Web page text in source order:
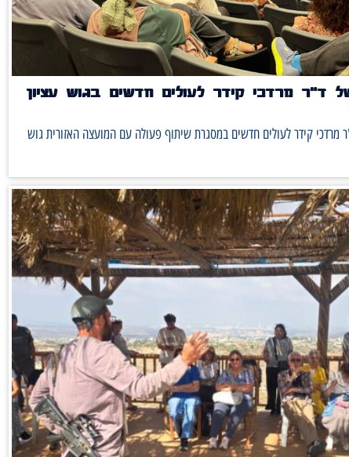
ד"ר מרדכי קידר לעולים חדשים בגוש עציון
קידר לעולים חדשים במסגרת שיתוף פעולה עם המועצה האזורית גוש